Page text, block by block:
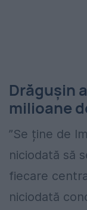
Drăgușin
milioane
”Se ține de
niciodată să
fiecare
niciodată